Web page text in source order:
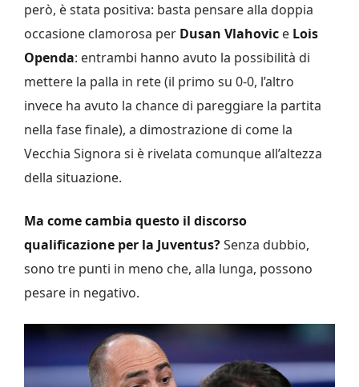
però, è stata positiva: basta pensare alla doppia
occasione clamorosa per Dusan Vlahovic e Lois
Openda: entrambi hanno avuto la possibilità di
mettere la palla in rete (il primo su 0-0, l’altro
invece ha avuto la chance di pareggiare la partita
nella fase finale), a dimostrazione di come la
Vecchia Signora si è rivelata comunque all’altezza
della situazione.
Ma come cambia questo il discorso
qualificazione per la Juventus?Senza dubbio,
sono tre punti in meno che, alla lunga, possono
pesare in negativo.